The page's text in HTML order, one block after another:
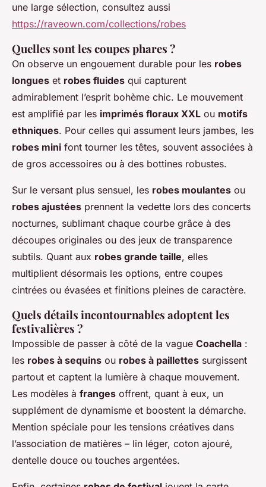
une large sélection, consultez aussi
https://raveown.com/collections/robes
Quelles sont les coupes phares ?
On observe un engouement durable pour les robes
longues et robes fluides qui capturent
admirablement l’esprit bohème chic. Le mouvement
est amplifié par les imprimés floraux XXL ou motifs
ethniques. Pour celles qui assument leurs jambes, les
robes mini font tourner les têtes, souvent associées à
de gros accessoires ou à des bottines robustes.
Sur le versant plus sensuel, les robes moulantes ou
robes ajustées prennent la vedette lors des concerts
nocturnes, sublimant chaque courbe grâce à des
découpes originales ou des jeux de transparence
subtils. Quant aux robes grande taille, elles
multiplient désormais les options, entre coupes
cintrées ou évasées et finitions pleines de caractère.
Quels détails incontournables adoptent les
festivalières ?
Impossible de passer à côté de la vague Coachella :
les robes à sequins ou robes à paillettes surgissent
partout et captent la lumière à chaque mouvement.
Les modèles à franges offrent, quant à eux, un
supplément de dynamisme et boostent la démarche.
Mention spéciale pour les tensions créatives dans
l’association de matières – lin léger, coton ajouré,
dentelle douce ou touches argentées.